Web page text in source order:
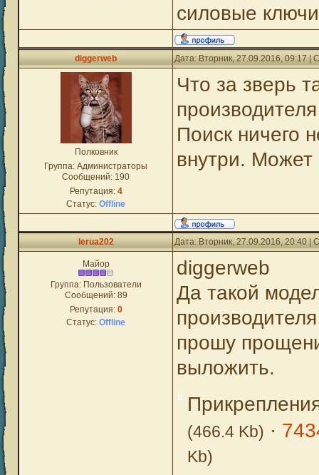
силовые
diggerweb Дата: Вторник, 27.09.2016, 09:17 |
Полковник
Группа: Администраторы
Сообщений: 190
Репутация: 4
Статус: Offline
Что за зверь
Поиск ничего
внутри. Может
lerua202 Дата: Вторник, 27.09.2016, 20:40 |
Майор
Группа: Пользователи
Сообщений: 89
Репутация: 0
Статус: Offline
diggerweb
Да такой
прошу
выложить.
(466.4 Kb) ·
Kb)